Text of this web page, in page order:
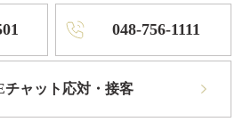
048-756-1111
ャット応対・接客